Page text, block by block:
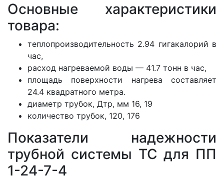
Основные характеристики
товара:
теплопроизводительность 2.94 гигакалорий в
час,
расход нагреваемой воды — 41.7 тонн в час,
площадь поверхности нагрева составляет
24.4 квадратного метра.
диаметр трубок, Дтр, мм 16, 19
количество трубок, 120, 176
Показатели надежности
трубной системы ТС для ПП
1-24-7-4